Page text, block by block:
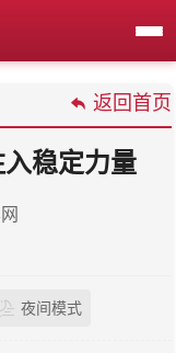
返回首页
稳定力量
夜间模式